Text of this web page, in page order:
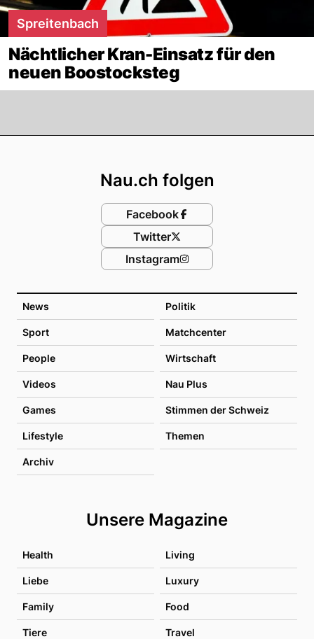
Spreitenbach
Nächtlicher Kran-Einsatz für den
neuen Boostocksteg
News Politik
Sport Matchcenter
People Wirtschaft
Videos Nau Plus
Games Stimmen der Schweiz
Lifestyle Themen
Archiv
Unsere Magazine
Health Living
Liebe Luxury
Family Food
Tiere Travel
Nau.ch folgen
Facebook
Twitter
Instagram